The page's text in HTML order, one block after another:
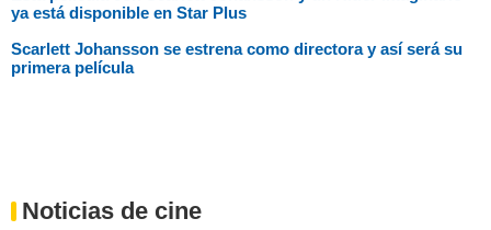
ya está disponible en Star Plus
Scarlett Johansson se estrena como directora y así será su
primera película
Noticias de cine